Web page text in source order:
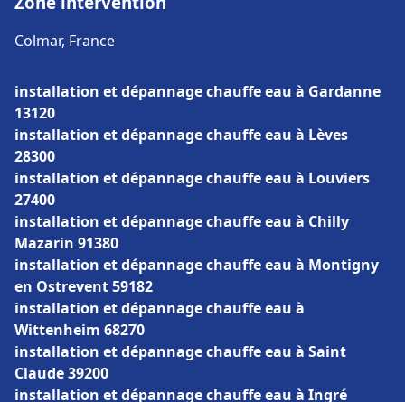
Colmar, France
installation et dépannage chauffe eau à Gardanne
13120
installation et dépannage chauffe eau à Lèves
28300
installation et dépannage chauffe eau à Louviers
27400
installation et dépannage chauffe eau à Chilly
Mazarin 91380
installation et dépannage chauffe eau à Montigny
en Ostrevent 59182
installation et dépannage chauffe eau à
Wittenheim 68270
installation et dépannage chauffe eau à Saint
Claude 39200
installation et dépannage chauffe eau à Ingré